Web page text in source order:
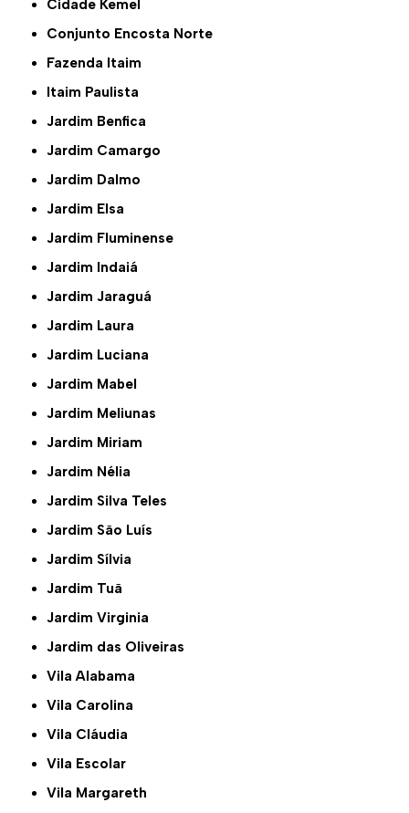
Cidade Kemel
Conjunto Encosta Norte
Fazenda Itaim
Itaim Paulista
Jardim Benfica
Jardim Camargo
Jardim Dalmo
Jardim Elsa
Jardim Fluminense
Jardim Indaiá
Jardim Jaraguá
Jardim Laura
Jardim Luciana
Jardim Mabel
Jardim Meliunas
Jardim Miriam
Jardim Nélia
Jardim Silva Teles
Jardim São Luís
Jardim Sílvia
Jardim Tuã
Jardim Virginia
Jardim das Oliveiras
Vila Alabama
Vila Carolina
Vila Cláudia
Vila Escolar
Vila Margareth